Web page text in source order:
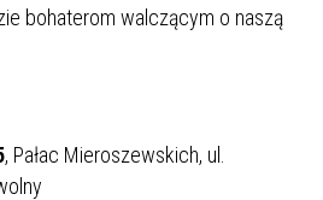
bohaterom walczącym o naszą
, Pałac Mieroszewskich, ul.